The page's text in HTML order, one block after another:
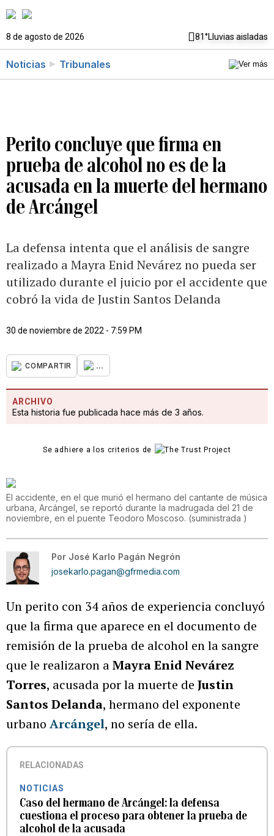
8 de agosto de 2026 81°Lluvias aisladas
Noticias Tribunales
Perito concluye que firma en
prueba de alcohol no es de la
acusada en la muerte del hermano
de Arcángel
La defensa intenta que el análisis de sangre
realizado a Mayra Enid Nevárez no pueda ser
utilizado durante el juicio por el accidente que
cobró la vida de Justin Santos Delanda
30 de noviembre de 2022 - 7:59 PM
COMPARTIR ...
ARCHIVO
Esta historia fue publicada hace más de 3 años.
Se adhiere a los criterios de
El accidente, en el que murió el hermano del cantante de música
urbana, Arcángel, se reportó durante la madrugada del 21 de
noviembre, en el puente Teodoro Moscoso. (suministrada )
Por José Karlo Pagán Negrón
josekarlo.pagan@gfrmedia.com
Un perito con 34 años de experiencia concluyó
que la firma que aparece en el documento de
remisión de la prueba de alcohol en la sangre
que le realizaron aMayra Enid Nevárez
Torres, acusada por la muerte de Justin
Santos Delanda, hermano del exponente
urbano Arcángel, no sería de ella.
RELACIONADAS
NOTICIAS
Caso del hermano de Arcángel: la defensa
cuestiona el proceso para obtener la prueba de
alcohol de la acusada